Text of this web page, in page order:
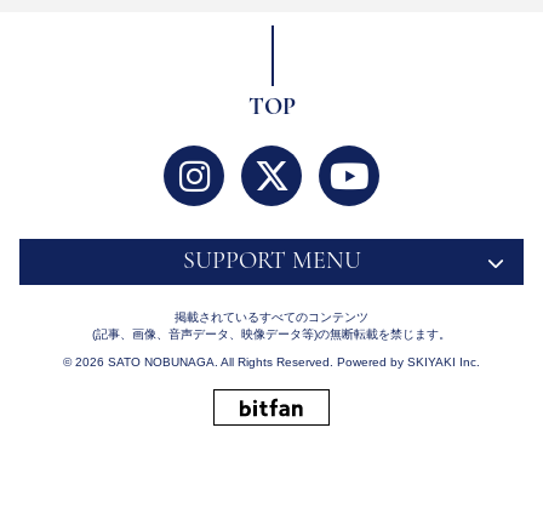
TOP
SUPPORT MENU
掲載されているすべてのコンテンツ
(記事、画像、音声データ、映像データ等)の無断転載を禁じます。
© 2026 SATO NOBUNAGA. All Rights Reserved. Powered by SKIYAKI Inc.